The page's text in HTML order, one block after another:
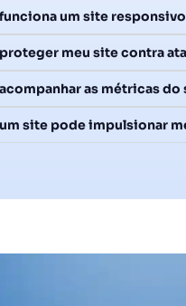
um site
meu site contra
as métricas do
site pode impulsionar